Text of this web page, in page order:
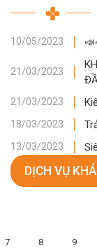
10/05/2023
21/03/2023
21/03/2023
18/03/2023
13/03/2023
DỊCH VỤ
7 8 9